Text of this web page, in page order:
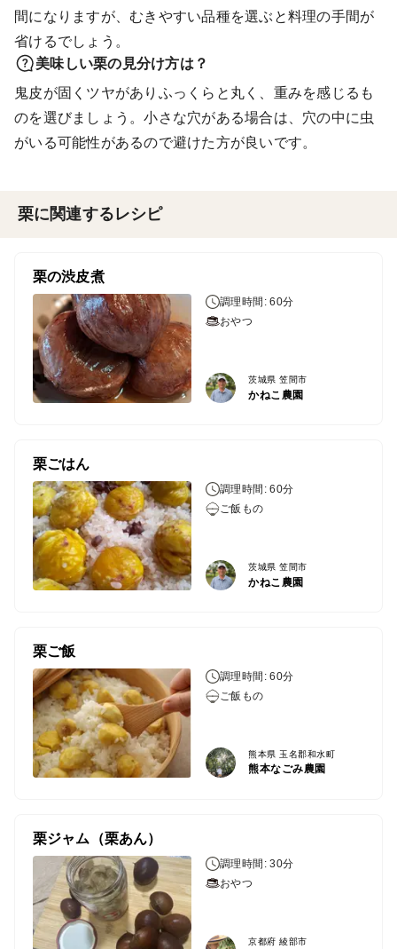
間になりますが、むきやすい品種を選ぶと料理の手間が
省けるでしょう。
美味しい栗の見分け方は？
鬼皮が固くツヤがありふっくらと丸く、重みを感じるも
のを選びましょう。小さな穴がある場合は、穴の中に虫
がいる可能性があるので避けた方が良いです。
栗に関連するレシピ
栗の渋皮煮
調理時間: 60分
おやつ
茨城県 笠間市
かねこ農園
栗ごはん
調理時間: 60分
ご飯もの
茨城県 笠間市
かねこ農園
栗ご飯
調理時間: 60分
ご飯もの
熊本県 玉名郡和水町
熊本なごみ農園
栗ジャム（栗あん）
調理時間: 30分
おやつ
京都府 綾部市